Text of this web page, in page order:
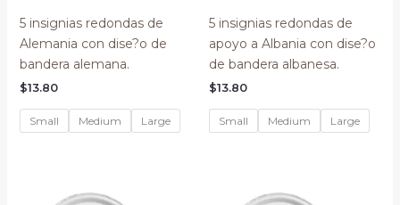
5 insignias redondas de
Alemania con dise?o de
bandera alemana.
$13.80
Small Medium Large
5 insignias redondas de
apoyo a Albania con dise?o
de bandera albanesa.
$13.80
Small Medium Large